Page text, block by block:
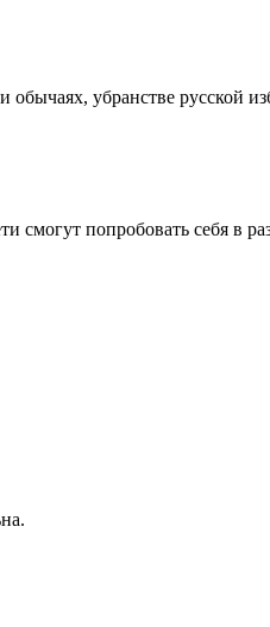
убранстве русской
смогут попробовать себя в